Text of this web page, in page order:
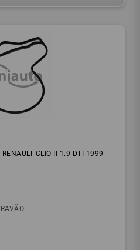
RENAULT CLIO II 1.9 DTI 1999-